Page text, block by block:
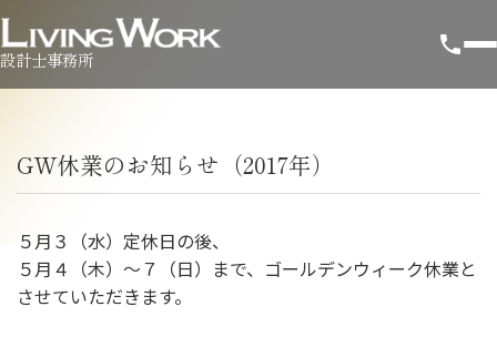
設計士事務所
GW休業のお知らせ（2017年）
５月３（水）定休日の後、
５月４（木）～７（日）まで、ゴールデンウィーク休業と
させていただきます。